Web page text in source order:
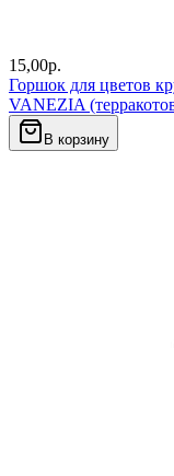
15,00р.
Горшок для цветов
VANEZIA
В корзину